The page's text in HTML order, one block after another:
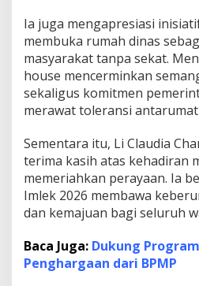
Ia juga mengapresiasi
membuka rumah dinas
masyarakat tanpa sekat.
house mencerminkan
sekaligus komitmen
merawat toleransi
Sementara itu, Li Claudia
terima kasih atas kehadiran
memeriahkan perayaan. Ia
Imlek 2026 membawa
dan kemajuan bagi seluruh
Baca Juga: Dukung
Penghargaan dari BPMP